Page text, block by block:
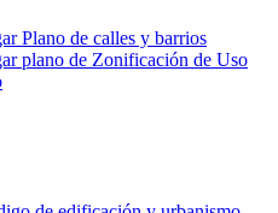
Plano de calles y barrios
plano de Zonificación de Uso